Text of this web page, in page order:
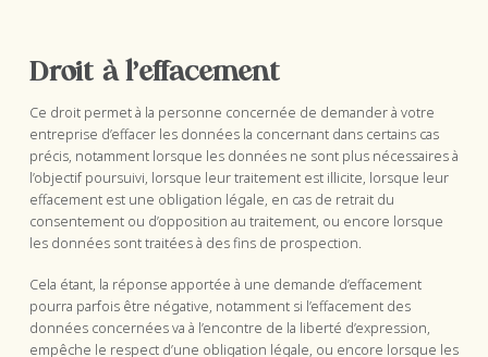
Droit à l’effacement
Ce droit permet à la personne concernée de demander à votre
entreprise d’effacer les données la concernant dans certains cas
précis, notamment lorsque les données ne sont plus nécessaires à
l’objectif poursuivi, lorsque leur traitement est illicite, lorsque leur
effacement est une obligation légale, en cas de retrait du
consentement ou d’opposition au traitement, ou encore lorsque
les données sont traitées à des fins de prospection.
Cela étant, la réponse apportée à une demande d’effacement
pourra parfois être négative, notamment si l’effacement des
données concernées va à l’encontre de la liberté d’expression,
empêche le respect d’une obligation légale, ou encore lorsque les